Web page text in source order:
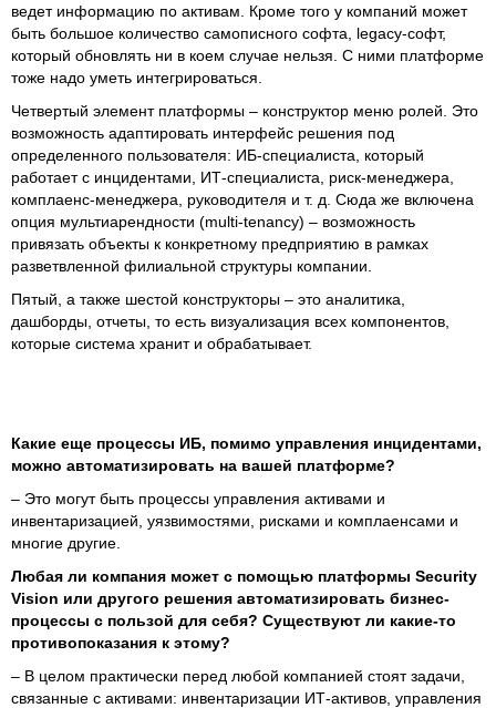
ведет информацию по активам. Кроме того у компаний может
быть большое количество самописного софта, legacy-софт,
который обновлять ни в коем случае нельзя. С ними платформе
тоже надо уметь интегрироваться.
Четвертый элемент платформы – конструктор меню ролей. Это
возможность адаптировать интерфейс решения под
определенного пользователя: ИБ-специалиста, который
работает с инцидентами, ИТ-специалиста, риск-менеджера,
комплаенс-менеджера, руководителя и т. д. Сюда же включена
опция мультиарендности (multi-tenancy) – возможность
привязать объекты к конкретному предприятию в рамках
разветвленной филиальной структуры компании.
Пятый, а также шестой конструкторы – это аналитика,
дашборды, отчеты, то есть визуализация всех компонентов,
которые система хранит и обрабатывает.
Какие еще процессы ИБ, помимо управления инцидентами,
можно автоматизировать на вашей платформе?
– Это могут быть процессы управления активами и
инвентаризацией, уязвимостями, рисками и комплаенсами и
многие другие.
Любая ли компания может с помощью платформы Security
Vision или другого решения автоматизировать бизнес-
процессы с пользой для себя? Существуют ли какие-то
противопоказания к этому?
– В целом практически перед любой компанией стоят задачи,
связанные с активами: инвентаризации ИТ-активов, управления